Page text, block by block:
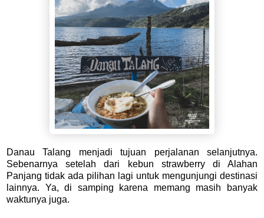
Danau Talang menjadi tujuan perjalanan selanjutnya.
Sebenarnya setelah dari kebun strawberry di Alahan
Panjang tidak ada pilihan lagi untuk mengunjungi destinasi
lainnya. Ya, di samping karena memang masih banyak
waktunya juga.